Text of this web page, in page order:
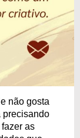
não gosta
precisando
as